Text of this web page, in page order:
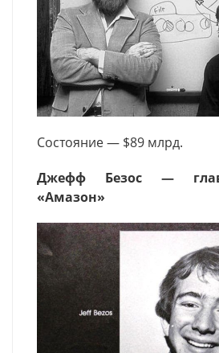
Состояние — $89 млрд.
Джефф Безос —
«Амазон»